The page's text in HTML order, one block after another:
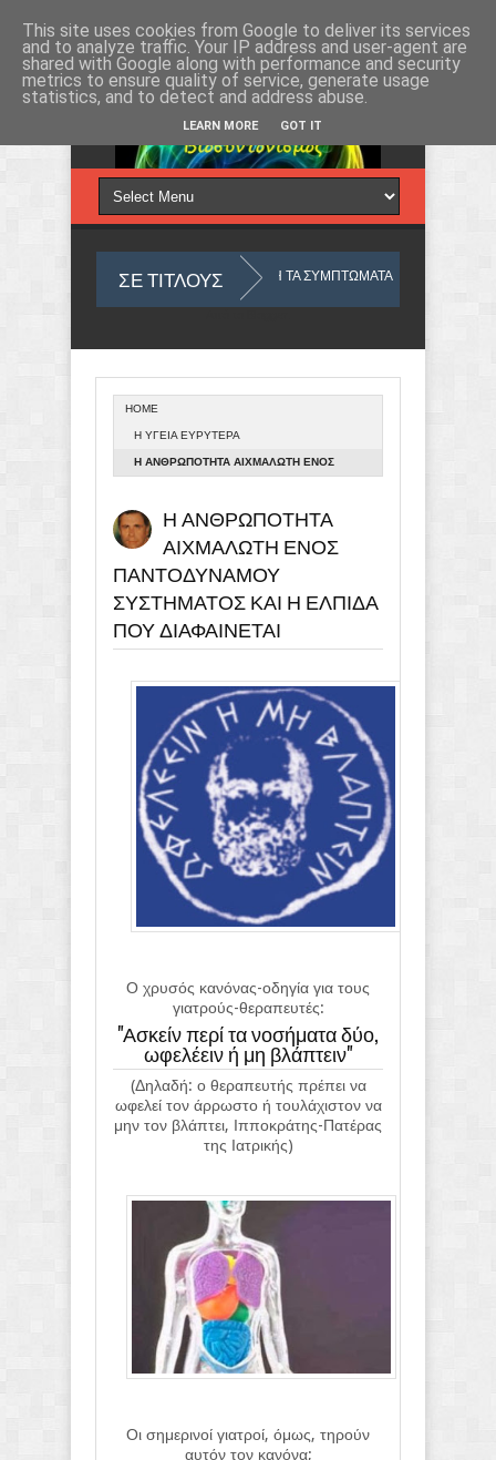
Πέμπτη 6, Αυγ 2026
ΣΕ ΤΙΤΛΟΥΣ
ΜΕ ΑΦΟΡΜΗ ΤΑ ΣΥΜΠΤΩΜΑΤΑ ΤΙ ΣΗΜΑΙΝΟΥΝ
Ο ΥΛΙΚΟΣ ΚΟΣΜΟΣ ΠΟΥ ΖΟΥΜΕ ΑΠΟ ΑΠΟΨΗ ΟΥΣΙΑΣ
HOME
Η ΥΓΕΙΑ ΕΥΡΥΤΕΡΑ
Η ΑΝΘΡΩΠΟΤΗΤΑ ΑΙΧΜΑΛΩΤΗ ΕΝΟΣ
ΕΛΠΙΔΑ ΠΟΥ ΔΙΑΦΑΙΝΕΤΑΙ
Η ΑΝΘΡΩΠΟΤΗΤΑ
ΑΙΧΜΑΛΩΤΗ ΕΝΟΣ
ΠΑΝΤΟΔΥΝΑΜΟΥ
ΣΥΣΤΗΜΑΤΟΣ ΚΑΙ Η ΕΛΠΙΔΑ
ΠΟΥ ΔΙΑΦΑΙΝΕΤΑΙ
Ο χρυσός κανόνας-οδηγία για τους
γιατρούς-θεραπευτές:
"Ασκείν περί τα νοσήματα δύο,
ωφελέειν ή μη βλάπτειν"
(Δηλαδή: ο θεραπευτής πρέπει να
ωφελεί τον άρρωστο ή τουλάχιστον να
μην τον βλάπτει, Ιπποκράτης-Πατέρας
της Ιατρικής)
Οι σημερινοί γιατροί, όμως, τηρούν
αυτόν τον κανόνα;
This site uses cookies from Google to deliver its services
and to analyze traffic. Your IP address and user-agent are
shared with Google along with performance and security
metrics to ensure quality of service, generate usage
statistics, and to detect and address abuse.
LEARN MORE GOT IT